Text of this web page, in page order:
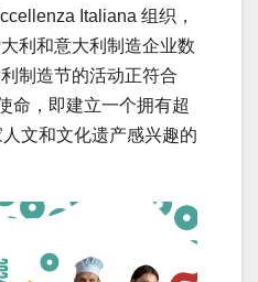
Italiana 组织，
利和意大利制造企业数
制造节的活动正符合
命，即建立一个拥有超
文和文化遗产感兴趣的